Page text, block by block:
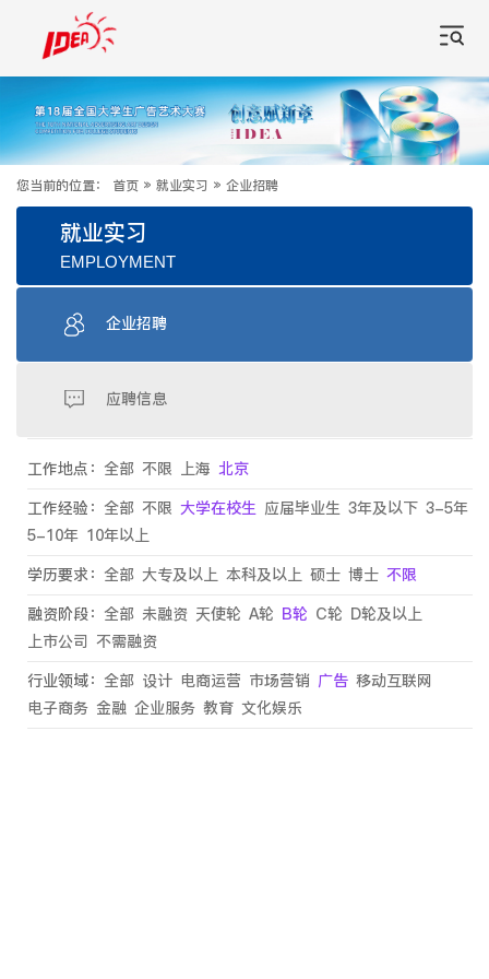
您当前的位置： 首页 » 就业实习 » 企业招聘
就业实习
EMPLOYMENT
企业招聘
应聘信息
工作地点： 全部 不限 上海 北京
工作经验： 全部 不限 大学在校生 应届毕业生 3年及以下 3-5年
5-10年 10年以上
学历要求： 全部 大专及以上 本科及以上 硕士 博士 不限
融资阶段： 全部 未融资 天使轮 A轮 B轮 C轮 D轮及以上
上市公司 不需融资
行业领域： 全部 设计 电商运营 市场营销 广告 移动互联网
电子商务 金融 企业服务 教育 文化娱乐